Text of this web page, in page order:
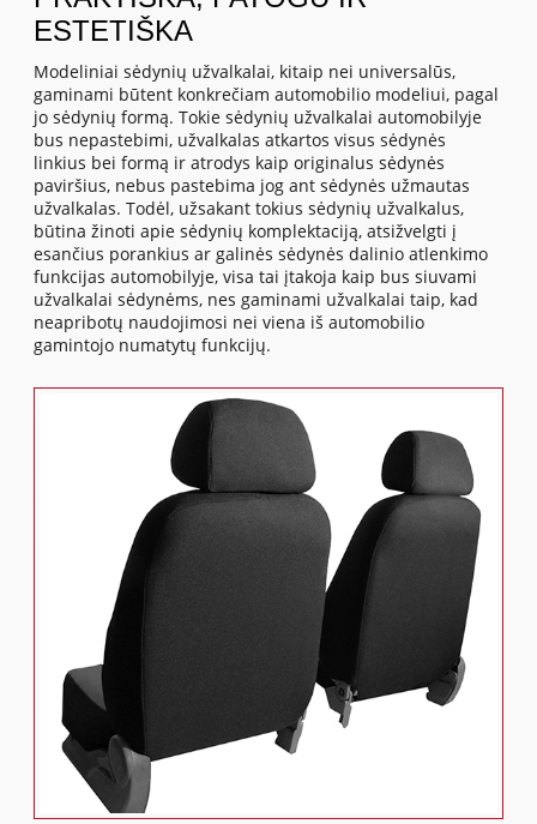
ESTETIŠKA
Modeliniai sėdynių užvalkalai, kitaip nei universalūs,
gaminami būtent konkrečiam automobilio modeliui, pagal
jo sėdynių formą. Tokie sėdynių užvalkalai automobilyje
bus nepastebimi, užvalkalas atkartos visus sėdynės
linkius bei formą ir atrodys kaip originalus sėdynės
paviršius, nebus pastebima jog ant sėdynės užmautas
užvalkalas. Todėl, užsakant tokius sėdynių užvalkalus,
būtina žinoti apie sėdynių komplektaciją, atsižvelgti į
esančius porankius ar galinės sėdynės dalinio atlenkimo
funkcijas automobilyje, visa tai įtakoja kaip bus siuvami
užvalkalai sėdynėms, nes gaminami užvalkalai taip, kad
neapribotų naudojimosi nei viena iš automobilio
gamintojo numatytų funkcijų.